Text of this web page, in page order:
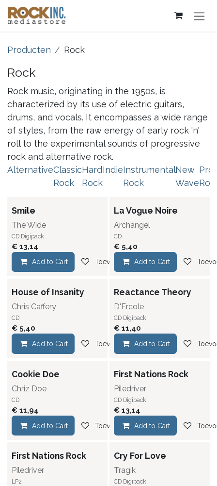
Overslaan naar inhoud
Producten Rock
Rock
Rock music, originating in the 1950s, is
characterized by its use of electric guitars,
drums, and vocals. It encompasses a wide range
of styles, from the raw energy of early rock 'n'
roll to the experimental sounds of progressive
rock and alternative rock.
AlternativeClassic
Rock
Hard
Rock
IndieInstrumental
Rock
New
Wave
Smile
The Wide
CD Digipack
€ 13,14
Add to Cart Toevoegen aan verlanglijst
La Vogue Noire
Archangel
CD
€ 5,40
Add to Cart
House of Insanity
Chris Caffery
CD
€ 5,40
Add to Cart Toevoegen aan verlanglijst
Reactance Theory
D'Ercole
CD Digipack
€ 11,40
Add to Cart
Cookie Doe
Chriz Doe
CD
€ 11,94
Add to Cart Toevoegen aan verlanglijst
First Nations Rock
Piledriver
CD Digipack
€ 13,14
Add to Cart
First Nations Rock
Piledriver
LP2
Cry For Love
Tragik
CD Digipack